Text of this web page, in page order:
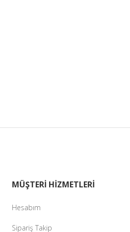
MÜŞTERİ HİZMETLERİ
Hesabım
Sipariş Takip